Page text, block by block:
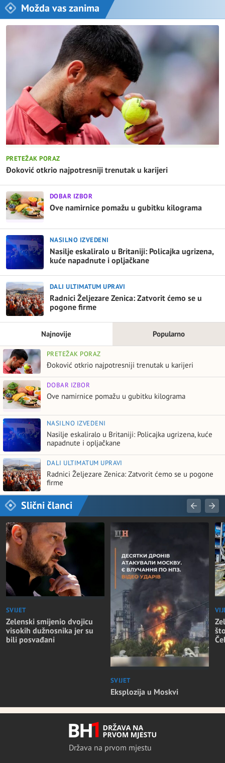
Možda vas zanima
PRETEŽAK PORAZ
Đoković otkrio najpotresniji trenutak u karijeri
DOBAR IZBOR
Ove namirnice pomažu u gubitku kilograma
NASILNO IZVEDENI
Nasilje eskaliralo u Britaniji: Policajka ugrizena,
kuće napadnute i opljačkane
DALI ULTIMATUM UPRAVI
Radnici Željezare Zenica: Zatvorit ćemo se u
pogone firme
Najnovije Popularno
PRETEŽAK PORAZ
Đoković otkrio najpotresniji trenutak u karijeri
DOBAR IZBOR
Ove namirnice pomažu u gubitku kilograma
NASILNO IZVEDENI
Nasilje eskaliralo u Britaniji: Policajka ugrizena, kuće
napadnute i opljačkane
DALI ULTIMATUM UPRAVI
Radnici Željezare Zenica: Zatvorit ćemo se u pogone
firme
Slični članci
SVIJET
Zelenski smijenio dvojicu
visokih dužnosnika jer su
bili posvađani
SVIJET
Eksplozija u Moskvi
Država na prvom mjestu